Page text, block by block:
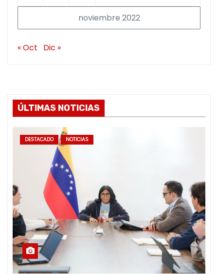
noviembre 2022
« Oct Dic »
ÚLTIMAS NOTICIAS
DESTACADO NOTICIAS